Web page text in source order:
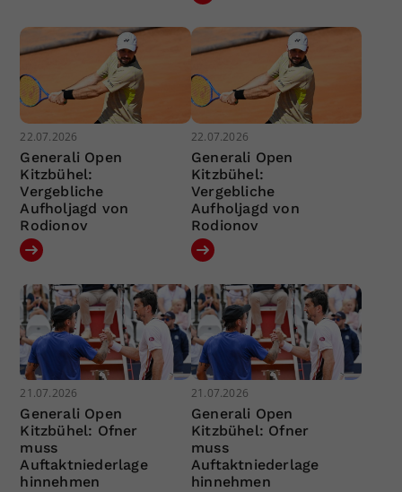
22.07.2026
Generali Open
Kitzbühel:
Vergebliche
Aufholjagd von
Rodionov
22.07.2026
Generali Open
Kitzbühel:
Vergebliche
Aufholjagd von
Rodionov
21.07.2026
Generali Open
Kitzbühel: Ofner
muss
Auftaktniederlage
hinnehmen
21.07.2026
Generali Open
Kitzbühel: Ofner
muss
Auftaktniederlage
hinnehmen